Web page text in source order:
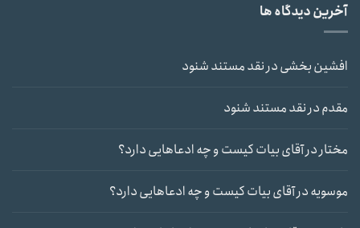
آخرین دیدگاه ها
افشین بخشیدرنقد مستند شنود
مقدمدرنقد مستند شنود
مختاردرآقای بیات کیست و چه ادعاهایی دارد؟
موسویهدرآقای بیات کیست و چه ادعاهایی دارد؟